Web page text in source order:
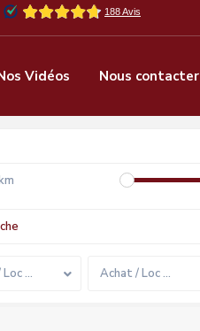
Vidéos Nous contacter
… Achat / Loc …